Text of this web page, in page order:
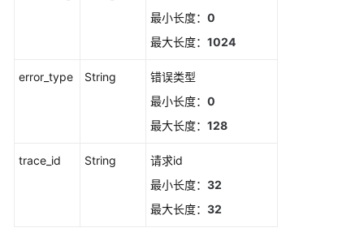
授
最小长度： 0
最大长度： 1024
error_type String
错误类型
最小长度： 0
最大长度： 128
trace_id String
请求id
最小长度： 32
最大长度： 32